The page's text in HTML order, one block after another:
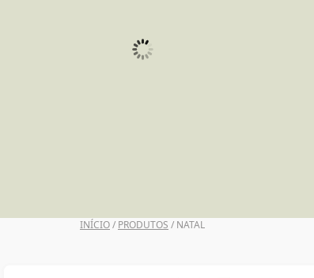
INÍCIO/ PRODUTOS / NATAL